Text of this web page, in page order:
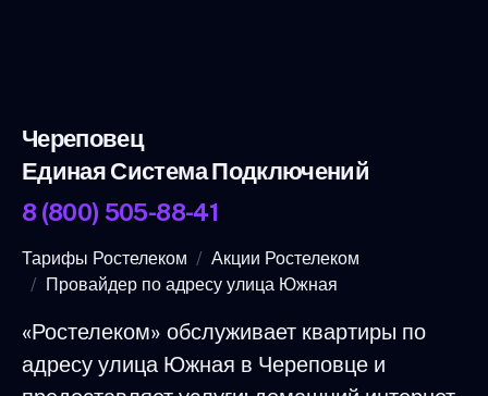
Череповец
Единая Система Подключений
8 (800) 505-88-41
Тарифы Ростелеком
Акции Ростелеком
Провайдер по адресу улица Южная
«Ростелеком» обслуживает квартиры по
адресу улица Южная в Череповце и